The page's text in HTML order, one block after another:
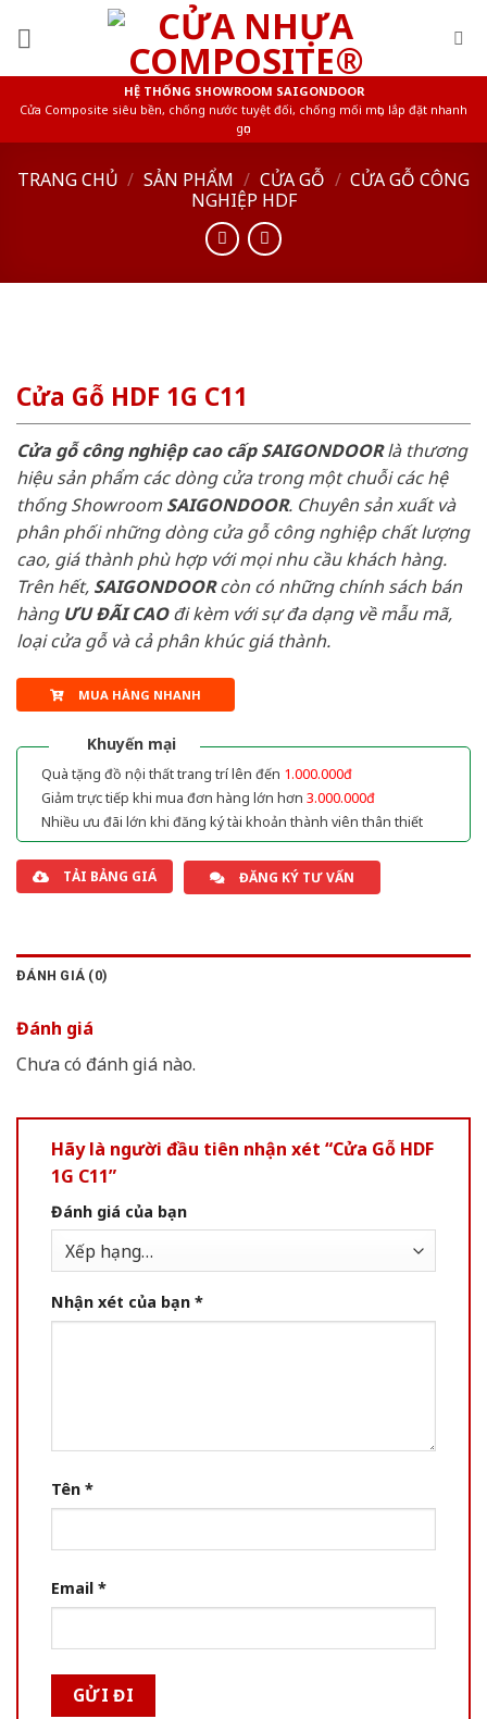
HỆ THỐNG SHOWROOM SAIGONDOOR
Cửa Composite siêu bền, chống nước tuyệt đối, chống mối mọt, lắp đặt nhanh
gọn
TRANG CHỦ / SẢN PHẨM / CỬA GỖ / CỬA GỖ CÔNG
NGHIỆP HDF
Cửa Gỗ HDF 1G C11
Cửa gỗ công nghiệp cao cấp SAIGONDOORlà thương
hiệu sản phẩm các dòng cửa trong một chuỗi các hệ
thống ShowroomSAIGONDOOR. Chuyên sản xuất và
phân phối những dòng cửa gỗ công nghiệp chất lượng
cao, giá thành phù hợp với mọi nhu cầu khách hàng.
Trên hết, SAIGONDOORcòn có những chính sách bán
hàng ƯU ĐÃI CAOđi kèm với sự đa dạng về mẫu mã,
loại cửa gỗ và cả phân khúc giá thành.
MUA HÀNG NHANH
Khuyến mại
Quà tặng đồ nội thất trang trí lên đến 1.000.000đ
Giảm trực tiếp khi mua đơn hàng lớn hơn 3.000.000đ
Nhiều ưu đãi lớn khi đăng ký tài khoản thành viên thân thiết
TẢI BẢNG GIÁ ĐĂNG KÝ TƯ VẤN
ĐÁNH GIÁ (0)
Đánh giá
Chưa có đánh giá nào.
Hãy là người đầu tiên nhận xét “Cửa Gỗ HDF
1G C11”
Đánh giá của bạn
Nhận xét của bạn *
Tên *
Email *